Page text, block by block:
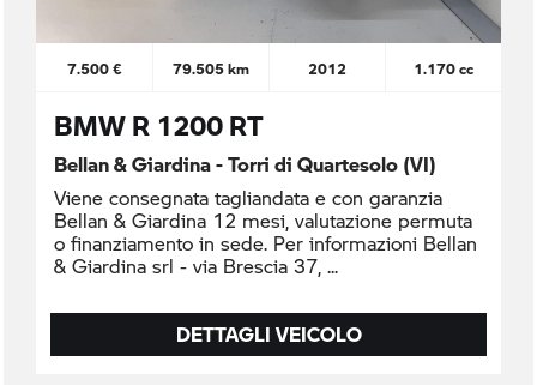
7.500 € 79.505 km 2012 1.170 cc
BMW R 1200 RT
Bellan & Giardina - Torri di Quartesolo (VI)
Viene consegnata tagliandata e con garanzia
Bellan & Giardina 12 mesi, valutazione permuta
o finanziamento in sede. Per informazioni Bellan
& Giardina srl - via Brescia 37,
DETTAGLI VEICOLO